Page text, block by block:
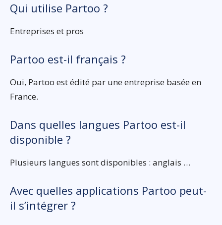
Qui utilise Partoo ?
Entreprises et pros
Partoo est-il français ?
Oui, Partoo est édité par une entreprise basée en
France.
Dans quelles langues Partoo est-il
disponible ?
Plusieurs langues sont disponibles : anglais …
Avec quelles applications Partoo peut-
il s’intégrer ?